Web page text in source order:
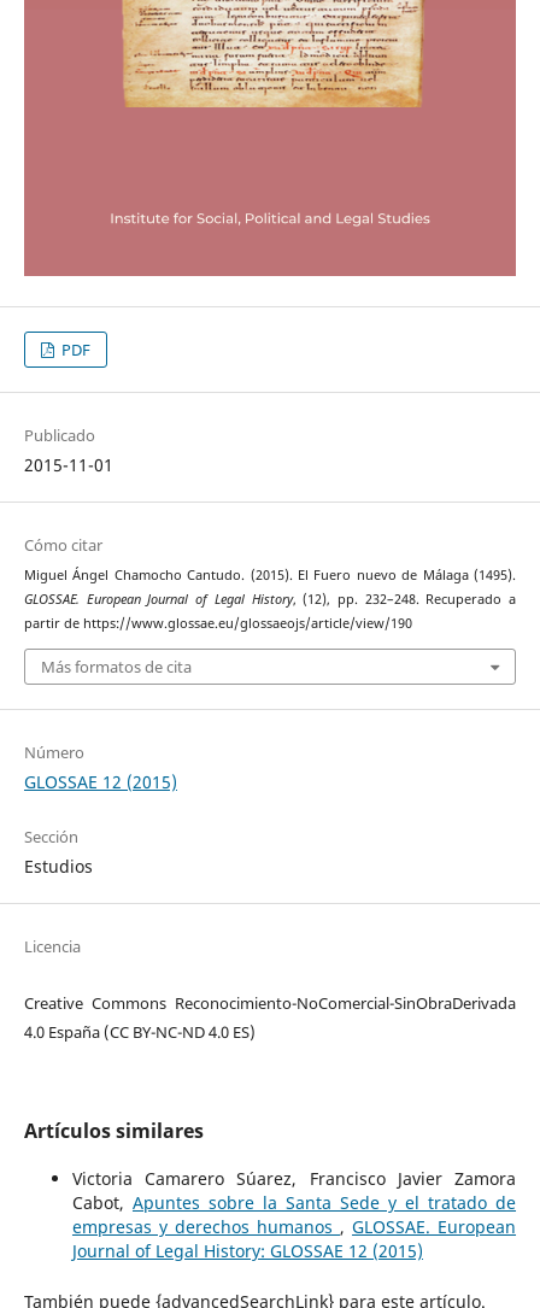
PDF
Publicado
2015-11-01
Cómo citar
Miguel Ángel Chamocho Cantudo. (2015). El Fuero nuevo de Málaga (1495).
GLOSSAE. European Journal of Legal History, (12), pp. 232–248. Recuperado a
partir de https://www.glossae.eu/glossaeojs/article/view/190
Más formatos de cita
Número
GLOSSAE 12 (2015)
Sección
Estudios
Licencia
Creative Commons Reconocimiento-NoComercial-SinObraDerivada
4.0 España (CC BY-NC-ND 4.0 ES)
Artículos similares
Victoria Camarero Súarez, Francisco Javier Zamora
Cabot, Apuntes sobre la Santa Sede y el tratado de
empresas y derechos humanos ,GLOSSAE. European
Journal of Legal History: GLOSSAE 12 (2015)
También puede {advancedSearchLink} para este artículo.